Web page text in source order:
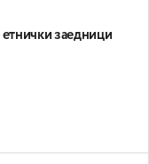
етнички заедници